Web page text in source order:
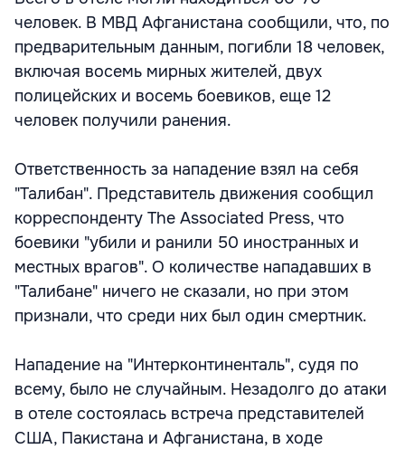
человек. В МВД Афганистана сообщили, что, по
предварительным данным, погибли 18 человек,
включая восемь мирных жителей, двух
полицейских и восемь боевиков, еще 12
человек получили ранения.
Ответственность за нападение взял на себя
"Талибан". Представитель движения сообщил
корреспонденту The Associated Press, что
боевики "убили и ранили 50 иностранных и
местных врагов". О количестве нападавших в
"Талибане" ничего не сказали, но при этом
признали, что среди них был один смертник.
Нападение на "Интерконтиненталь", судя по
всему, было не случайным. Незадолго до атаки
в отеле состоялась встреча представителей
США, Пакистана и Афганистана, в ходе